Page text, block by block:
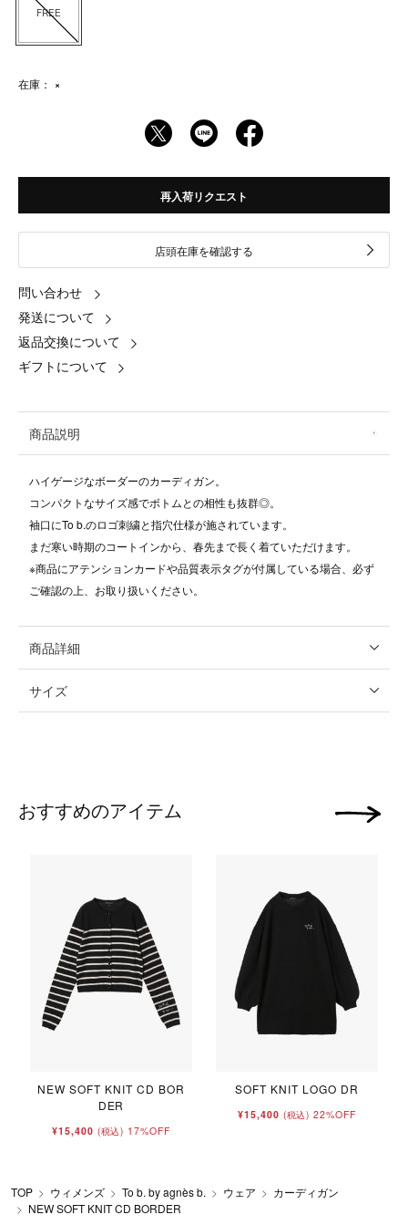
FREE
在庫： ×
再入荷リクエスト
店頭在庫を確認する
問い合わせ
発送について
返品交換について
ギフトについて
商品説明
ハイゲージなボーダーのカーディガン。
コンパクトなサイズ感でボトムとの相性も抜群◎。
袖口にTo b.のロゴ刺繍と指穴仕様が施されています。
まだ寒い時期のコートインから、春先まで長く着ていただけます。
※商品にアテンションカードや品質表示タグが付属している場合、必ず
ご確認の上、お取り扱いください。
商品詳細
サイズ
おすすめのアイテム
NEW SOFT KNIT CD BOR
DER
¥15,400 (税込) 17%OFF
SOFT KNIT LOGO DR
¥15,400 (税込) 22%OFF
次の画像
TOP ウィメンズ To b. by agnès b. ウェア
カーディガン
NEW SOFT KNIT CD BORDER